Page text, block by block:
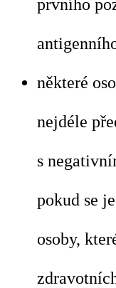
prvního
některé
nejdéle
s
pokud se
osoby,